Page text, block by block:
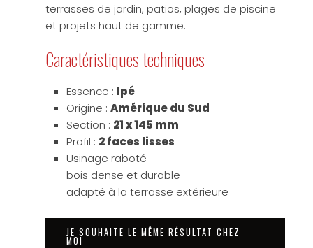
terrasses de jardin, patios, plages de piscine
et projets haut de gamme.
Caractéristiques techniques
Essence : Ipé
Origine : Amérique du Sud
Section : 21 x 145 mm
Profil : 2 faces lisses
Usinage raboté
bois dense et durable
adapté à la terrasse extérieure
JE SOUHAITE LE MÊME RÉSULTAT CHEZ
MOI